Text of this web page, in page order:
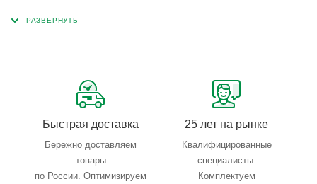
Быстрая доставка
Бережно доставляем
товары
по России. Оптимизируем
25 лет на рынке
Квалифицированные
специалисты.
Комплектуем